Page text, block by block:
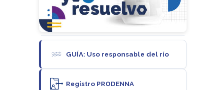
GUÍA: Uso responsable del río
Registro PRODENNA